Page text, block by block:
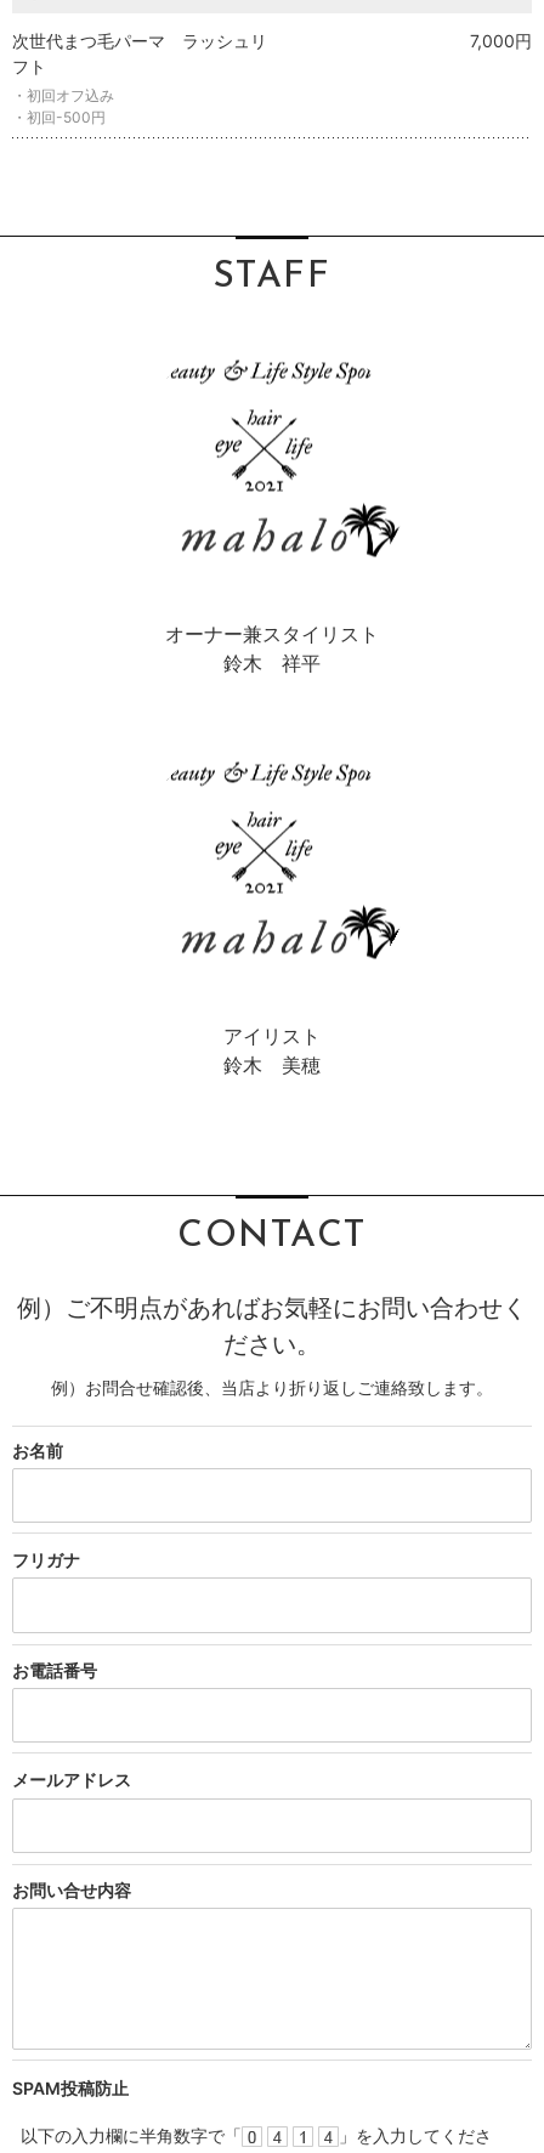
次世代まつ毛パーマ ラッシュリ
フト
7,000円
・初回オフ込み
・初回-500円
STAFF
オーナー兼スタイリスト
鈴木 祥平
アイリスト
鈴木 美穂
CONTACT
例）ご不明点があればお気軽にお問い合わせく
ださい。
例）お問合せ確認後、当店より折り返しご連絡致します。
お名前
フリガナ
お電話番号
メールアドレス
お問い合せ内容
SPAM投稿防止
以下の入力欄に半角数字で「
」を入力してくださ